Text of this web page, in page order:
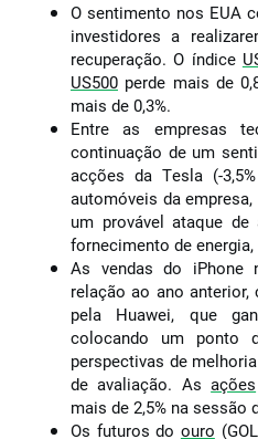
O sentimento nos EUA
investidores a
recuperação. O índice
US500 perde mais de
mais de 0,3%.
Entre as empresas
continuação de um
acções da Tesla (-
automóveis da
um provável ataque
fornecimento de
As vendas do iPhone
relação ao ano
pela Huawei, que
colocando um ponto
perspectivas de
de avaliação. Asações
mais de 2,5% na sessão
Os futuros do ouro